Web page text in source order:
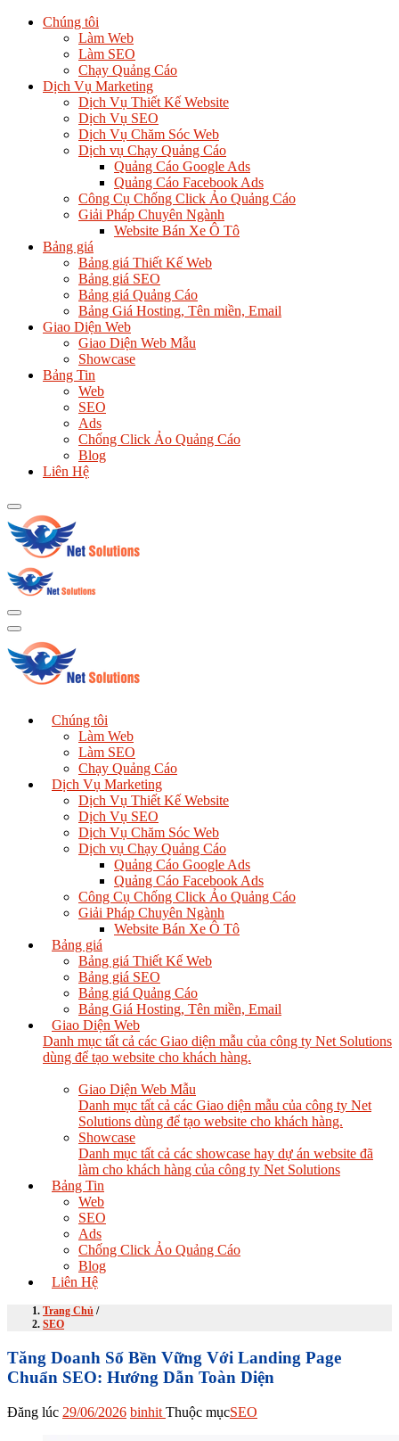
Chúng tôi
Làm Web
Làm SEO
Chạy Quảng Cáo
Dịch Vụ Marketing
Dịch Vụ Thiết Kế Website
Dịch Vụ SEO
Dịch Vụ Chăm Sóc Web
Dịch vụ Chạy Quảng Cáo
Quảng Cáo Google Ads
Quảng Cáo Facebook Ads
Công Cụ Chống Click Ảo Quảng Cáo
Giải Pháp Chuyên Ngành
Website Bán Xe Ô Tô
Bảng giá
Bảng giá Thiết Kế Web
Bảng giá SEO
Bảng giá Quảng Cáo
Bảng Giá Hosting, Tên miền, Email
Giao Diện Web
Giao Diện Web Mẫu
Showcase
Bảng Tin
Web
SEO
Ads
Chống Click Ảo Quảng Cáo
Blog
Liên Hệ
Chúng tôi
Làm Web
Làm SEO
Chạy Quảng Cáo
Dịch Vụ Marketing
Dịch Vụ Thiết Kế Website
Dịch Vụ SEO
Dịch Vụ Chăm Sóc Web
Dịch vụ Chạy Quảng Cáo
Quảng Cáo Google Ads
Quảng Cáo Facebook Ads
Công Cụ Chống Click Ảo Quảng Cáo
Giải Pháp Chuyên Ngành
Website Bán Xe Ô Tô
Bảng giá
Bảng giá Thiết Kế Web
Bảng giá SEO
Bảng giá Quảng Cáo
Bảng Giá Hosting, Tên miền, Email
Giao Diện Web
Danh mục tất cả các Giao diện mẫu của công ty Net Solutions
dùng để tạo website cho khách hàng.
Giao Diện Web Mẫu
Danh mục tất cả các Giao diện mẫu của công ty Net
Solutions dùng để tạo website cho khách hàng.
Showcase
Danh mục tất cả các showcase hay dự án website đã
làm cho khách hàng của công ty Net Solutions
Bảng Tin
Web
SEO
Ads
Chống Click Ảo Quảng Cáo
Blog
Liên Hệ
Trang Chủ /
SEO
Tăng Doanh Số Bền Vững Với Landing Page
Chuẩn SEO: Hướng Dẫn Toàn Diện
Đăng lúc 29/06/2026 binhit Thuộc mụcSEO